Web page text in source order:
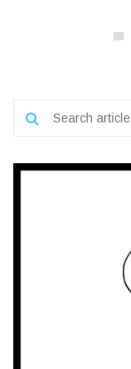
chat_bubble